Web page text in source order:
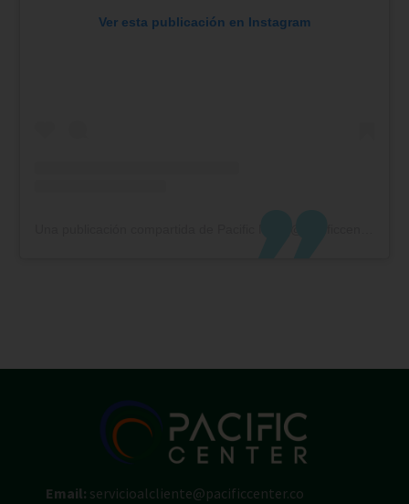
Ver esta publicación en Instagram
Email: servicioalcliente@pacificcenter.co